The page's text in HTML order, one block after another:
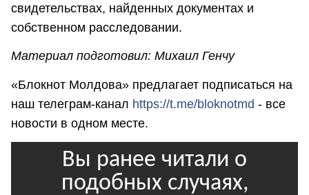
свидетельствах, найденных документах и
собственном расследовании.
Материал подготовил: Михаил Генчу
«Блокнот Молдова» предлагает подписаться на
наш телеграм-канал https://t.me/bloknotmd - все
новости в одном месте.